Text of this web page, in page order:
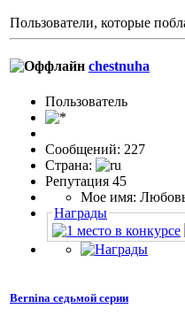
Пользователи, которые
chestnuha
Пользовaтeль
Сообщений: 227
Страна:
Репутация 45
Мое имя:
Награды
Bernina седьмой серии